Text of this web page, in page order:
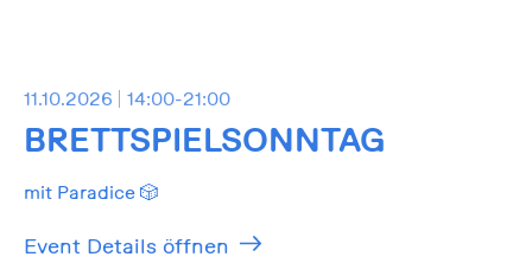
11.10.2026 14:00-21:00
BRETTSPIELSONNTAG
mit Paradice 🎲
Event Details öffnen